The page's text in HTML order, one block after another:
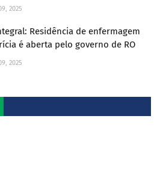
2025
Residência de enfermagem
é aberta pelo governo de RO
2025